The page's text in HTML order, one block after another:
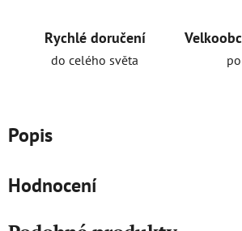
Rychlé doručení
do celého světa
Popis
Hodnocení